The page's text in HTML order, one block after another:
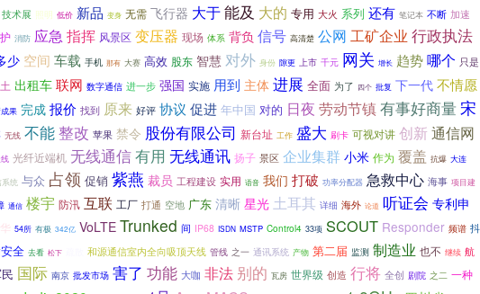
技术展 照明 低价 新品 变身 无需 飞行器 大于能及 大的 专用 大火 系列 还有 笔记本 不断 加速
消防 应急 指挥 风景区 变压器 现场 体系 背负 信号 高清楚 公网 工矿企业 行政执法
少 空间 车载 手机 那有 大赛 高效 股东 智慧 对外 身份 隙更 上市 千元 网关 增长 趋势哪个 只是
出租车 联网 数字通信 进一步 强国 实施 用到 主体 进展 全面 为了 四个 批复 下一代 不情愿
果 完成 报价 找到 原来 好评 协议 促进 年中国 对的 日夜 劳动节镇有事好商量宋
无线 不能整改 苹果 禁令 股份有限公司 新台址 工作 盛大 刷卡 可视对讲 创新 通信网
光纤近端机 无线通信有用 无线通讯 扬子 景区 企业集群 小米 作为 覆盖 抗爆 大连
系统 与众 占领 促销 紫燕 裁员 工程建设 实用 语音 我们 打破 功率分配器 急救中心 海事 项目建
通信 楼宇 防汛 互联 工厂 打通 空地 广东 清晰 星光 土耳其 详细 海外 论道 听证会 专利申
54所 有极 342亿 VoLTE Trunked 间 IP68 ISDN MSTP Control4 33项 SCOUT Responder 频谱 抖
全 去看 松下 和源通信室内全向吸顶天线 管线 之一 通讯系统 产物 第二届 监测 制造业 也不 继续 航
国际 南京 批发市场 害了 功能 大咖 非法 别的 瓦房 世界级 创造 行将 全创 剧院 之二 一种